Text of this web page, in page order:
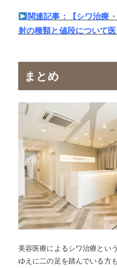
関連記事：【シワ治療
射の種類と値段について医
まとめ
美容医療によるシワ治療とい
ゆえに二の足を踏んでいる方